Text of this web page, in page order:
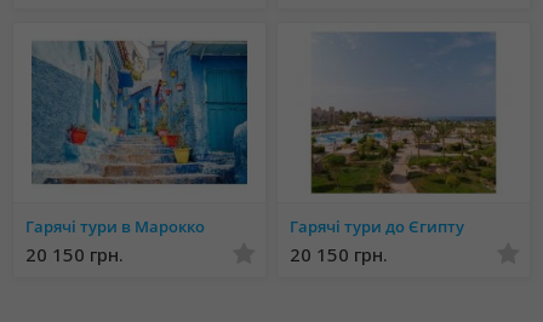
Гарячі тури в Марокко
20 150 грн.
Гарячі тури до Єгипту
20 150 грн.